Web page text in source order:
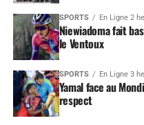
SPORTS En Ligne 2
Niewiadoma fait
le Ventoux
SPORTS En Ligne 3
Yamal face au
respect